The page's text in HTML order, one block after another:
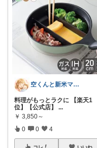
空くんと新米ママ🌸💪
料理がもっとラクに 【楽天1
位】【公式店】
...
￥ 3,850～
0 0 4
コレ いいね